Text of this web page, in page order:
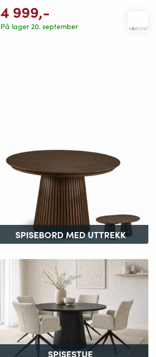
4 999,-
På lager 20. september
SPISEBORD MED UTTREKK
SPISESTUE